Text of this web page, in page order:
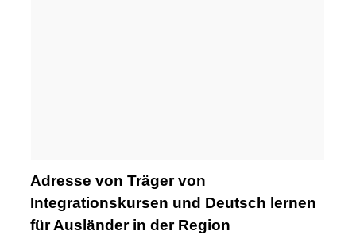
Adresse von Träger von
Integrationskursen und Deutsch lernen
für Ausländer in der Region